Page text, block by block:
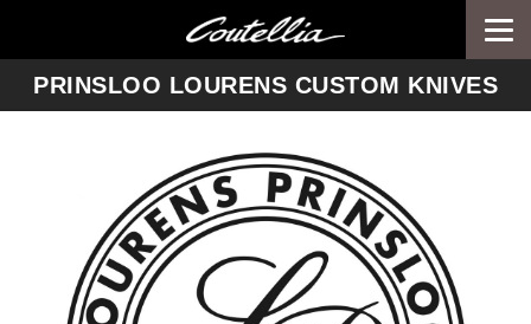
PRINSLOO LOURENS CUSTOM KNIVES